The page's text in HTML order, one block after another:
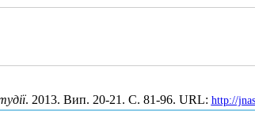
. 2013. Вип. 20-21. С. 81-96. URL: http://